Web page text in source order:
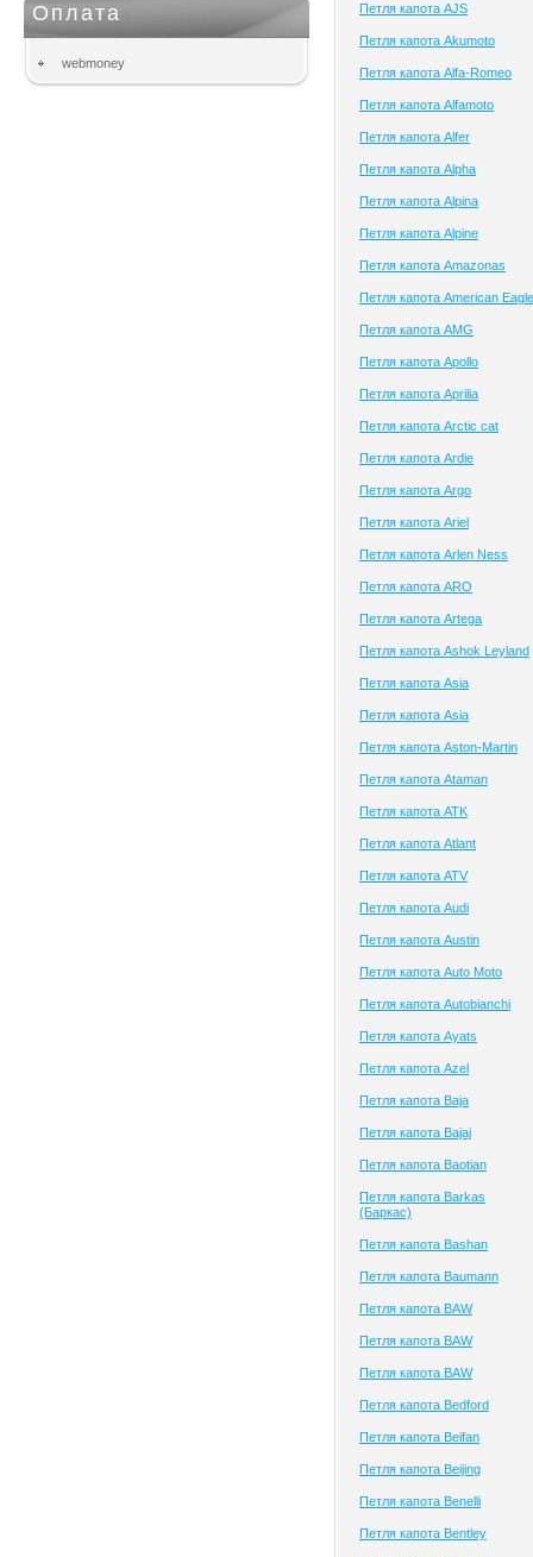
Оплата
webmoney
Петля капота AJS
Петля капота Akumoto
Петля капота Alfa-Romeo
Петля капота Alfamoto
Петля капота Alfer
Петля капота Alpha
Петля капота Alpina
Петля капота Alpine
Петля капота Amazonas
Петля капота American Eagle
Петля капота AMG
Петля капота Apollo
Петля капота Aprilia
Петля капота Arctic cat
Петля капота Ardie
Петля капота Argo
Петля капота Ariel
Петля капота Arlen Ness
Петля капота ARO
Петля капота Artega
Петля капота Ashok Leyland
Петля капота Asia
Петля капота Asia
Петля капота Aston-Martin
Петля капота Ataman
Петля капота ATK
Петля капота Atlant
Петля капота ATV
Петля капота Audi
Петля капота Austin
Петля капота Auto Moto
Петля капота Autobianchi
Петля капота Ayats
Петля капота Azel
Петля капота Baja
Петля капота Bajaj
Петля капота Baotian
Петля капота Barkas
(Баркас)
Петля капота Bashan
Петля капота Baumann
Петля капота BAW
Петля капота BAW
Петля капота BAW
Петля капота Bedford
Петля капота Beifan
Петля капота Beijing
Петля капота Benelli
Петля капота Bentley